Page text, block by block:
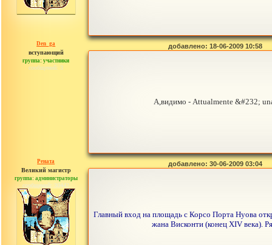
Den_ga
вступающий
группа: участники
сообщений: 3
добавлено: 18-06-2009 10:58
А,видимо - Attualmente &#232;
Рената
Великий магистр
группа: администраторы
сообщений: 30442
добавлено: 30-06-2009 03:04
Главный вход на площадь с Корсо Порта Нуова
жана Висконти (конец XIV века).